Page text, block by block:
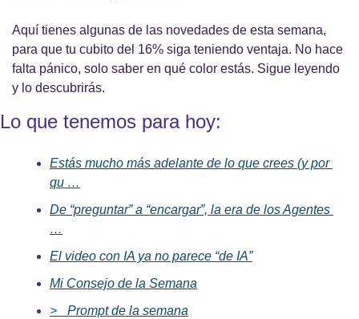
Aquí tienes algunas de las novedades de esta semana,
para que tu cubito del 16% siga teniendo ventaja. No hace
falta pánico, solo saber en qué color estás. Sigue leyendo
y lo descubrirás.
Lo que tenemos para hoy:
Estás mucho más adelante de lo que crees (y por
qu …
De “preguntar” a “encargar”, la era de los Agentes
…
El video con IA ya no parece “de IA”
Mi Consejo de la Semana
>_ Prompt de la semana